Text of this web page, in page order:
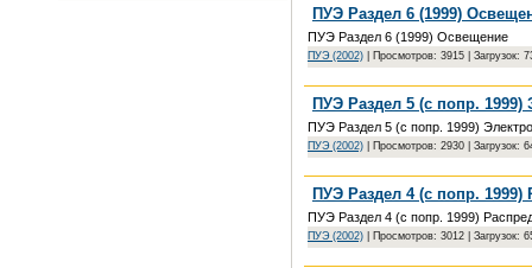
ПУЭ Раздел 6 (1999)
ПУЭ Раздел 6 (1999) Освещение
ПУЭ (2002) | Просмотров: 3915 | Загрузок:
ПУЭ Раздел 5 (с попр. 1999)
ПУЭ Раздел 5 (с попр. 1999)
ПУЭ (2002) | Просмотров: 2930 | Загрузок:
ПУЭ Раздел 4 (с попр. 1999)
ПУЭ Раздел 4 (с попр. 1999)
ПУЭ (2002) | Просмотров: 3012 | Загрузок: